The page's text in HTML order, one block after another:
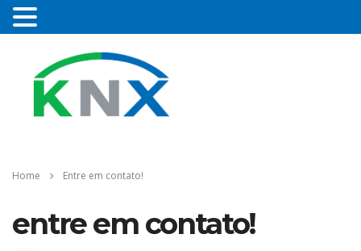
Home Entre em contato!
entre em contato!